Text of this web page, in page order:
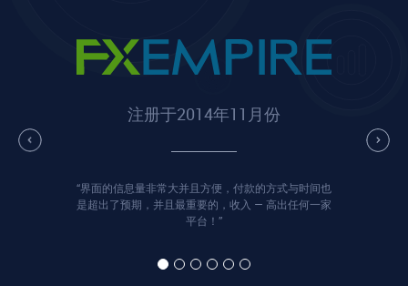
注册于2014年11月份
“界面的信息量非常大并且方便，付款的方式与时间也
是超出了预期，并且最重要的，收入 — 高出任何一家
平台！”